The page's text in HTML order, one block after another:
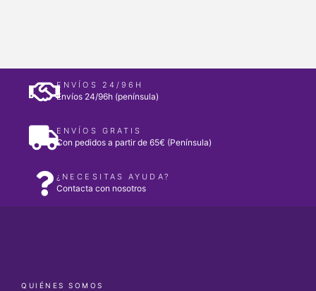
ENVÍOS 24/96H
Envíos 24/96h (península)
ENVÍOS GRATIS
Con pedidos a partir de 65€ (Península)
¿NECESITAS AYUDA?
Contacta con nosotros
QUIÉNES SOMOS